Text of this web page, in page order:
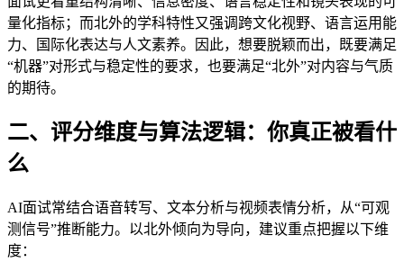
量化指标；而北外的学科特性又强调跨文化视野、语言运用能
力、国际化表达与人文素养。因此，想要脱颖而出，既要满足
“机器”对形式与稳定性的要求，也要满足“北外”对内容与气质
的期待。
二、评分维度与算法逻辑：你真正被看什
么
AI面试常结合语音转写、文本分析与视频表情分析，从“可观
测信号”推断能力。以北外倾向为导向，建议重点把握以下维
度：